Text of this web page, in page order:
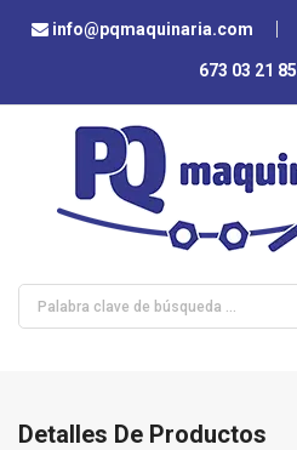
info@pqmaquinaria.com
673 03 21 85
Detalles De Productos